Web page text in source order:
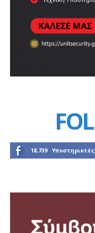
18,739 Υποστηρικτές